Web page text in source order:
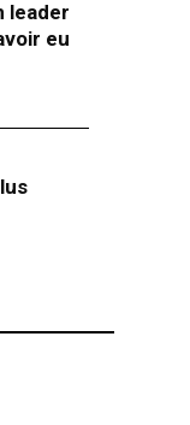
leader
eu